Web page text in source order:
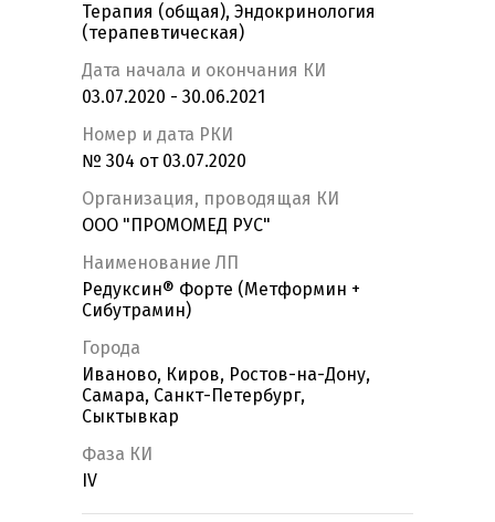
Терапия (общая), Эндокринология
(терапевтическая)
Дата начала и окончания КИ
03.07.2020 - 30.06.2021
Номер и дата РКИ
№ 304 от 03.07.2020
Организация, проводящая КИ
ООО "ПРОМОМЕД РУС"
Наименование ЛП
Редуксин® Форте (Метформин +
Сибутрамин)
Города
Иваново, Киров, Ростов-на-Дону,
Самара, Санкт-Петербург,
Сыктывкар
Фаза КИ
IV